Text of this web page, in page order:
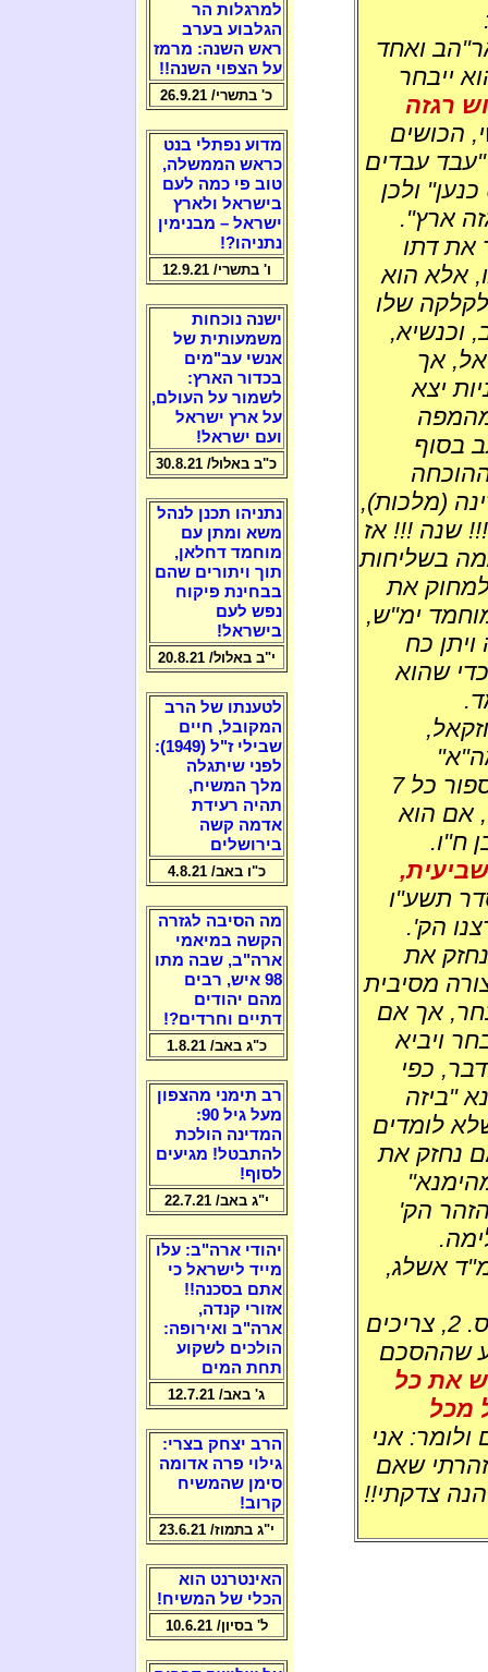
ואחד
ייבחר
רגזה
הכושים
עבדים
ולכן
ארץ".
את דתו
אלא הוא
שלו
וכנשיא,
אך
השניות יצא
מהמפה
בסוף
(מלכות),
יקימו מדינה ותחזיק מעמד 70 !!! שנה !!! אז
בשליחות
את
ימ"ש,
ויתן כח
שהוא
שבהמילה "נשיא" עד ה"ה" שבשם "הוי-ה" נספור כל 7
אם הוא
ח"ו.
תשע"ו
הק'.
את
מסיבית
אך אם
ויביא
כפי
"ביזה
לומדים
נחזק את
הק'
אשלג,
כולי תפילה שלא נחווה מלחמת יום כיפור מס. 2, צריכים
שההסכם
את כל
מכל
ולומר: אני
שאם
צדקתי!!
למרגלות הר
הגלבוע בערב
ראש השנה: מרמז
על הצפוי השנה!!
כ' בתשרי/ 26.9.21
מדוע נפתלי בנט
כראש הממשלה,
טוב פי כמה לעם
בישראל ולארץ
ישראל – מבנימין
נתניהו?!
ו' בתשרי/ 12.9.21
ישנה נוכחות
משמעותית של
אנשי עב"מים
בכדור הארץ:
לשמור על העולם,
על ארץ ישראל
ועם ישראל!
כ"ב באלול/ 30.8.21
נתניהו תכנן לנהל
משא ומתן עם
מוחמד דחלאן,
תוך ויתורים שהם
בבחינת פיקוח
נפש לעם
בישראל!
י"ב באלול/ 20.8.21
לטענתו של הרב
המקובל, חיים
שבילי ז"ל (1949):
לפני שיתגלה
מלך המשיח,
תהיה רעידת
אדמה קשה
בירושלים
כ"ו באב/ 4.8.21
מה הסיבה לגזרה
הקשה במיאמי
ארה"ב, שבה מתו
98 איש, רבים
מהם יהודים
דתיים וחרדים?!
כ"ג באב/ 1.8.21
רב תימני מהצפון
מעל גיל 90:
המדינה הולכת
להתבטל! מגיעים
לסוף!
י"ג באב/ 22.7.21
יהודי ארה"ב: עלו
מייד לישראל כי
אתם בסכנה!!
אזורי קנדה,
ארה"ב ואירופה:
הולכים לשקוע
תחת המים
ג' באב/ 12.7.21
הרב יצחק בצרי:
גילוי פרה אדומה
סימן שהמשיח
קרוב!
י"ג בתמוז/ 23.6.21
האינטרנט הוא
הכלי של המשיח!
ל' בסיון/ 10.6.21